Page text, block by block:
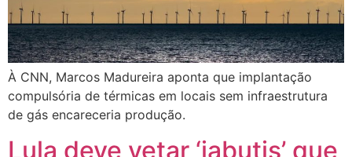
À CNN, Marcos Madureira aponta que implantação
compulsória de térmicas em locais sem infraestrutura
de gás encareceria produção.
Lula deve vetar ‘jabutis’ que